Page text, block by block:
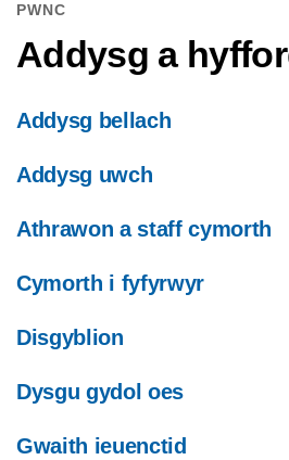
PWNC
Addysg a
Addysg bellach
Addysg uwch
Athrawon a staff cymorth
Cymorth i fyfyrwyr
Disgyblion
Dysgu gydol oes
Gwaith ieuenctid